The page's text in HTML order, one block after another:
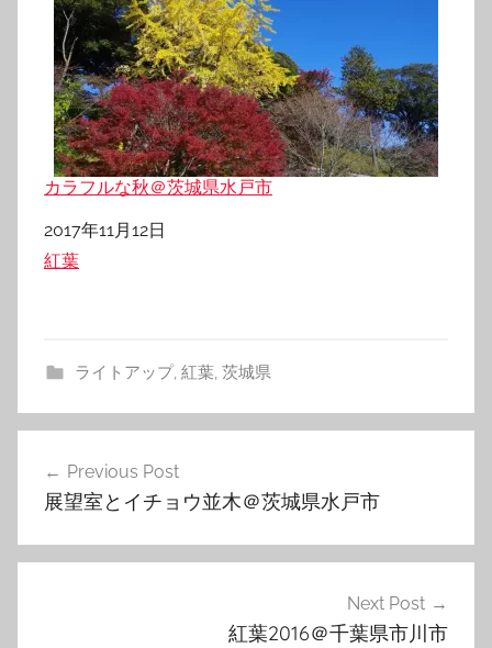
カラフルな秋＠茨城県水戸市
日付
2017年11月12日
関連理由
紅葉
ライトアップ, 紅葉, 茨城県
ビ
Previous Post
展望室とイチョウ並木＠茨城県水戸市
Next Post
紅葉2016＠千葉県市川市